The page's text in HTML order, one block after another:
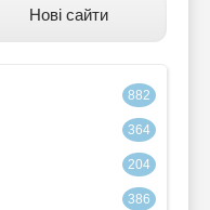
Нові сайти
882
364
204
386